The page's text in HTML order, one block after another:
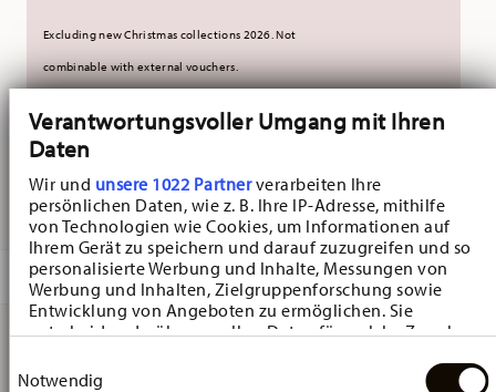
Verantwortungsvoller Umgang mit Ihren
Daten
Wir und unsere 1022 Partnerverarbeiten Ihre
persönlichen Daten, wie z. B. Ihre IP-Adresse, mithilfe
von Technologien wie Cookies, um Informationen auf
Ihrem Gerät zu speichern und darauf zuzugreifen und so
personalisierte Werbung und Inhalte, Messungen von
Werbung und Inhalten, Zielgruppenforschung sowie
Entwicklung von Angeboten zu ermöglichen. Sie
entscheiden darüber, wer Ihre Daten für welche Zwecke
Cookie-Erklärung oder durch Klicken auf das Privacy
Notwendig
Excluding new Christmas collections 2026. Not
combinable with external vouchers.
NOT AVAILABLE
NOTIFY ME
DESCRIPTION
Hutschenreuther Sammelkollektion 25 Weihnachtsspiele